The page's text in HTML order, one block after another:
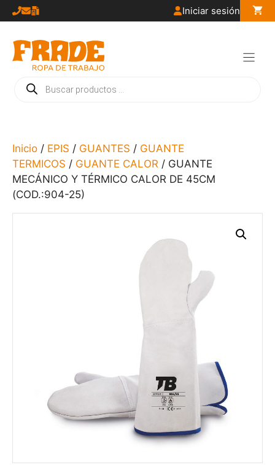
Saltar
al
contenido
Iniciar sesión
Búsqueda
de
Inicio / EPIS / GUANTES / GUANTE
TERMICOS / GUANTE CALOR / GUANTE
MECÁNICO Y TÉRMICO CALOR DE 45CM
(COD.:904-25)